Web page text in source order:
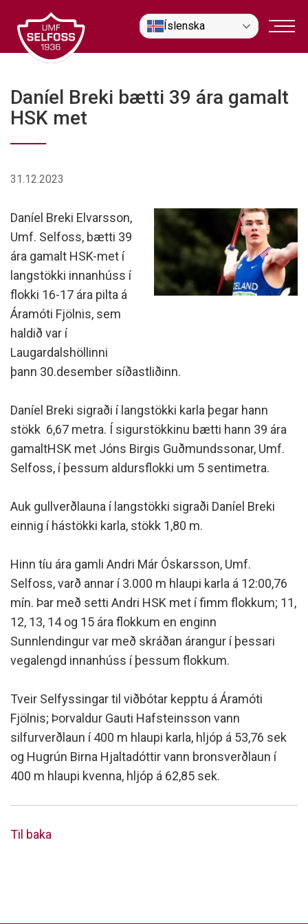
efni
Íslenska
Daníel Breki bætti 39 ára gamalt
HSK met
31.12.2023
Daníel Breki Elvarsson,
Umf. Selfoss, bætti 39
ára gamalt HSK-met í
langstökki innanhúss í
flokki 16-17 ára pilta á
Áramóti Fjölnis, sem
haldið var í
Laugardalshöllinni
þann 30.desember síðastliðinn.
Daníel Breki sigraði í langstökki karla þegar hann
stökk 6,67 metra. Í sigurstökkinu bætti hann 39 ára
gamaltHSK met Jóns Birgis Guðmundssonar, Umf.
Selfoss, í þessum aldursflokki um 5 sentimetra.
Auk gullverðlauna í langstökki sigraði Daníel Breki
einnig í hástökki karla, stökk 1,80 m.
Hinn tíu ára gamli Andri Már Óskarsson, Umf.
Selfoss, varð annar í 3.000 m hlaupi karla á 12:00,76
mín. Þar með setti Andri HSK met í fimm flokkum; 11,
12, 13, 14 og 15 ára flokkum en enginn
Sunnlendingur var með skráðan árangur í þessari
vegalengd innanhúss í þessum flokkum.
Tveir Selfyssingar til viðbótar kepptu á Áramóti
Fjölnis; Þorvaldur Gauti Hafsteinsson vann
silfurverðlaun í 400 m hlaupi karla, hljóp á 53,76 sek
og Hugrún Birna Hjaltadóttir vann bronsverðlaun í
400 m hlaupi kvenna, hljóp á 62,85 sek.
Til baka